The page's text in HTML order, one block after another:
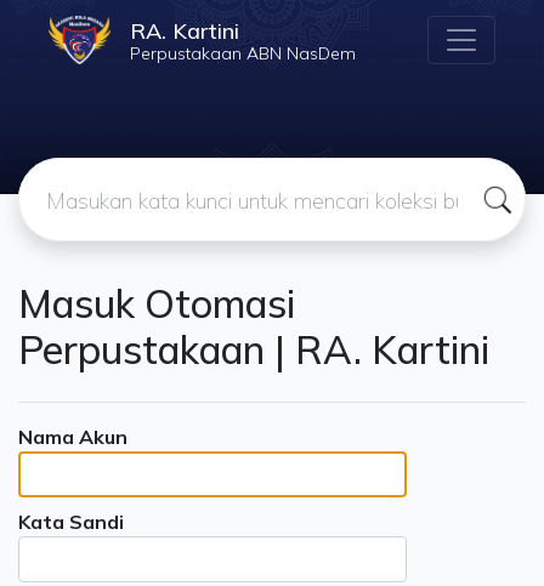
RA. Kartini
Perpustakaan ABN NasDem
Masuk Otomasi
Perpustakaan | RA. Kartini
Nama Akun
Kata Sandi